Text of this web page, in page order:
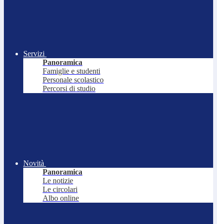
Servizi
Panoramica
Famiglie e studenti
Personale scolastico
Percorsi di studio
Novità
Panoramica
Le notizie
Le circolari
Albo online